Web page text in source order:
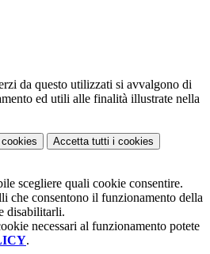
da questo utilizzati si avvalgono di
ed utili alle finalità illustrate nella
Accetta tutti i cookies
scegliere quali cookie consentire.
che consentono il funzionamento della
disabilitarli.
necessari al funzionamento potete
.